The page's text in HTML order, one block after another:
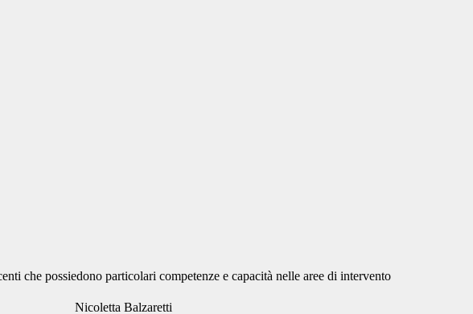
che possiedono particolari competenze e capacità nelle aree di intervento
Nicoletta Balzaretti